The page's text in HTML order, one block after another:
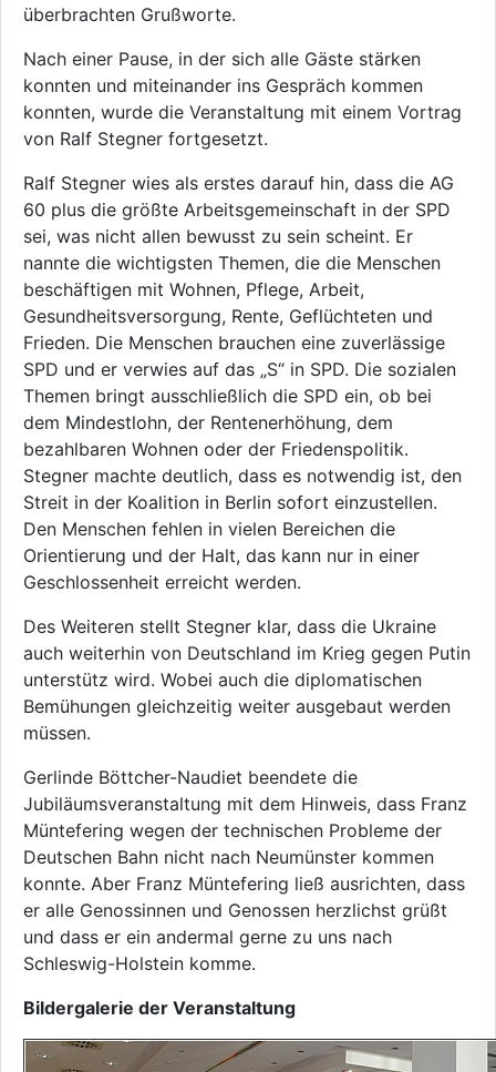
überbrachten Grußworte.
Nach einer Pause, in der sich alle Gäste stärken
konnten und miteinander ins Gespräch kommen
konnten, wurde die Veranstaltung mit einem Vortrag
von Ralf Stegner fortgesetzt.
Ralf Stegner wies als erstes darauf hin, dass die AG
60 plus die größte Arbeitsgemeinschaft in der SPD
sei, was nicht allen bewusst zu sein scheint. Er
nannte die wichtigsten Themen, die die Menschen
beschäftigen mit Wohnen, Pflege, Arbeit,
Gesundheitsversorgung, Rente, Geflüchteten und
Frieden. Die Menschen brauchen eine zuverlässige
SPD und er verwies auf das „S“ in SPD. Die sozialen
Themen bringt ausschließlich die SPD ein, ob bei
dem Mindestlohn, der Rentenerhöhung, dem
bezahlbaren Wohnen oder der Friedenspolitik.
Stegner machte deutlich, dass es notwendig ist, den
Streit in der Koalition in Berlin sofort einzustellen.
Den Menschen fehlen in vielen Bereichen die
Orientierung und der Halt, das kann nur in einer
Geschlossenheit erreicht werden.
Des Weiteren stellt Stegner klar, dass die Ukraine
auch weiterhin von Deutschland im Krieg gegen Putin
unterstütz wird. Wobei auch die diplomatischen
Bemühungen gleichzeitig weiter ausgebaut werden
müssen.
Gerlinde Böttcher-Naudiet beendete die
Jubiläumsveranstaltung mit dem Hinweis, dass Franz
Müntefering wegen der technischen Probleme der
Deutschen Bahn nicht nach Neumünster kommen
konnte. Aber Franz Müntefering ließ ausrichten, dass
er alle Genossinnen und Genossen herzlichst grüßt
und dass er ein andermal gerne zu uns nach
Schleswig-Holstein komme.
Bildergalerie der Veranstaltung